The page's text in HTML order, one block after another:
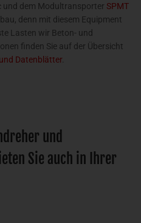
und dem Modultransporter SPMT
denn mit diesem Equipment
Lasten wir Beton- und
finden Sie auf der Übersicht
Datenblätter.
und
Sie auch in Ihrer